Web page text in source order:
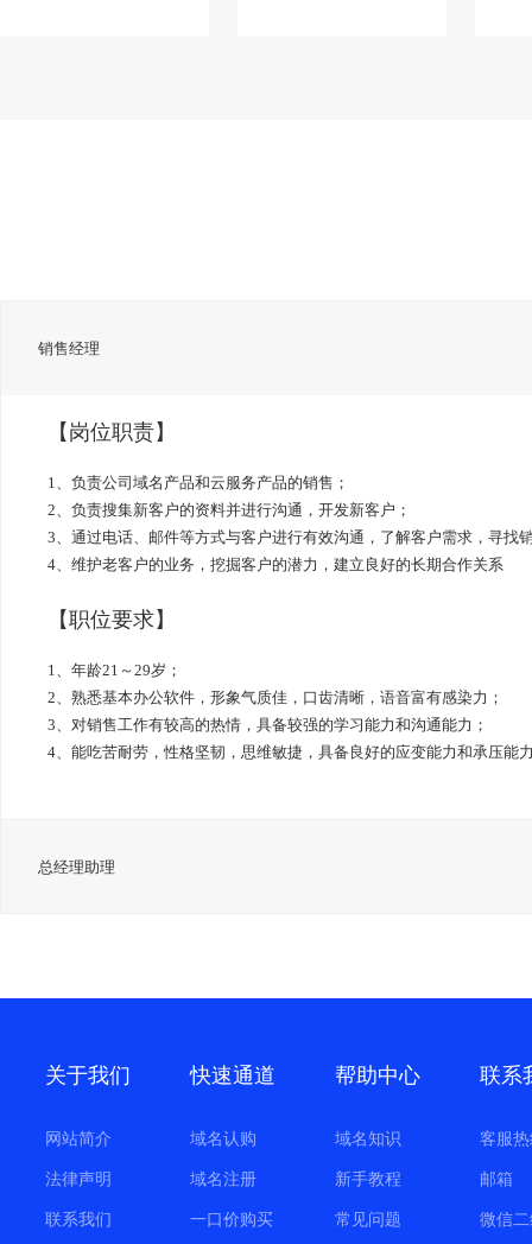
销售经理
【岗位职责】
1、负责公司域名产品和云服务产品的销售；
2、负责搜集新客户的资料并进行沟通，开发新客户；
3、通过电话、邮件等方式与客户进行有效沟通，了解客户需求，寻找
4、维护老客户的业务，挖掘客户的潜力，建立良好的长期合作关系
【职位要求】
1、年龄21～29岁；
2、熟悉基本办公软件，形象气质佳，口齿清晰，语音富有感染力；
3、对销售工作有较高的热情，具备较强的学习能力和沟通能力；
4、能吃苦耐劳，性格坚韧，思维敏捷，具备良好的应变能力和承压能
总经理助理
关于我们
网站简介
法律声明
联系我们
快速通道
域名认购
域名注册
一口价购买
帮助中心
域名知识
新手教程
常见问题
联系
客服
邮箱
微信